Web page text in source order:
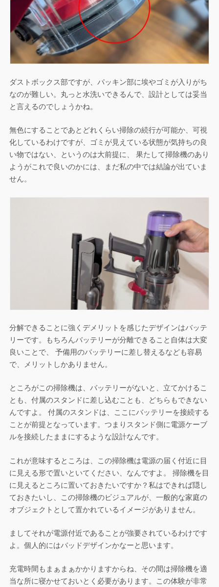
ダストボックス部ですが、パッキン部に埃やゴミが入りがち
なのが難しい。丸っと水洗いできるんで、設計としては妥当
と言えるのでしょうかね。
無色にすることであとどれくらい掃除の続行が可能か、可視
化しているわけですが、ゴミが見えている状態が気持ちの良
い物ではない、というのは大前提に、 果たして掃除機のあり
ようがこれで良いのかには、まだ私の中では結論が出ていま
せん。
分解できることに強くデメリットを感じたデザインはバッテ
リーです。もちろんバッテリーが分離できること自体は大変
良いことで、 予備用のバッテリーに差し替えるなども容易
で、メリットしかありません。
ところがこの掃除機は、バッテリーがないと、立てかけるこ
とも、付属のスタンドに差し込むことも、どちらもできない
んですよ。 付属のスタンドは、ここにバッテリーを接続する
ことが前提となっています。つまりスタンド側に電源ケーブ
ルを接続したままにするような設計なんです。
これが意味するところは、この掃除機は電源の届く付近に目
に見える形で置いといてください、なんですよ。 掃除機を目
に見えるところに置いておきたいですか？私はできれば隠し
ておきたいし、この掃除機のビジュアルが、一般的な家庭の
オブジェクトとして置かれているイメージがありません。
ましてそれが電源付近であることが強要されているわけです
よ。個人的にはバッドデザインかなーと思います。
充電時間もまぁまぁかかりますからね、その間は掃除機を適
当な所に寝かせておいとく必要があります。この体験が非常